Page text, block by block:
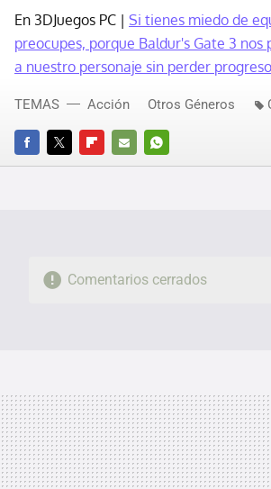
En 3DJuegos PC | Si tienes miedo de
preocupes, porque Baldur's Gate 3
a nuestro personaje sin perder progreso
FACEBOOKTWITTERFLIPBOARD
E-
WHATSAPP
TEMAS Acción Otros Géneros
Comentarios cerrados